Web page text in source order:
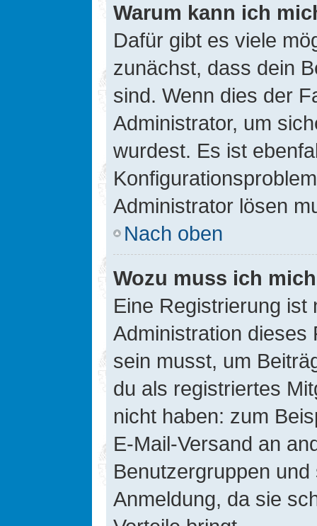
Warum kann ich
Dafür gibt es viele
zunächst, dass dein
sind. Wenn dies der
Administrator, um
wurdest. Es ist
Administrator lösen
Nach oben
Wozu muss ich
Eine Registrierung ist
Administration dieses
sein musst, um
du als registriertes
nicht haben: zum
E-Mail-Versand an
Benutzergruppen
Anmeldung, da sie